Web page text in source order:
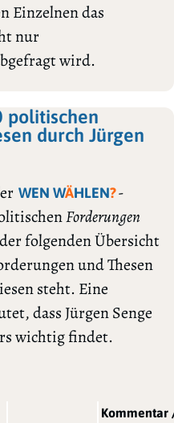
Einzelnen das
nur
wird.
politischen
durch Jürgen
WEN WÄHLEN?-
Forderungen
folgenden Übersicht
und Thesen
steht. Eine
dass Jürgen Senge
wichtig findet.
Kommentar